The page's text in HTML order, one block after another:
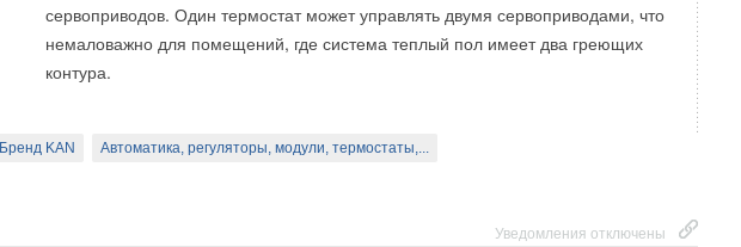
сервоприводов. Один термостат может управлять двумя сервоприводами, что
немаловажно для помещений, где система теплый пол имеет два греющих
контура.
Бренд KAN Автоматика, регуляторы, модули, термостаты,...
Уведомления отключены